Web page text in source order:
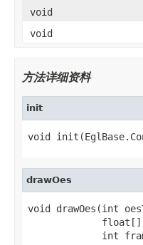
void
void
方法详细资料
init
void
drawOes
void drawOes(int
int